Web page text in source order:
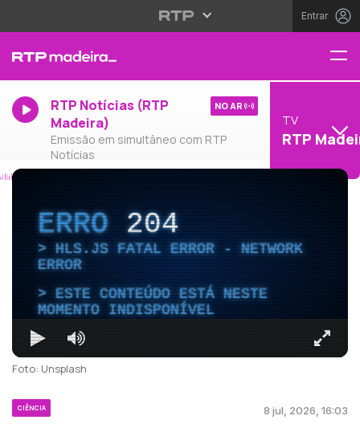
Entrar
RTP Notícias (RTP
Madeira)
Emissão em simultâneo com RTP
Notícias
NO AR
TV
RTP
ERRO204
HLS.JS FATAL ERROR - NETWORK
ERROR
ESTE CONTEÚDO ESTÁ NESTE
MOMENTO INDISPONÍVEL
Foto: Unsplash
CIÊNCIA 8 jul, 2026, 16:03